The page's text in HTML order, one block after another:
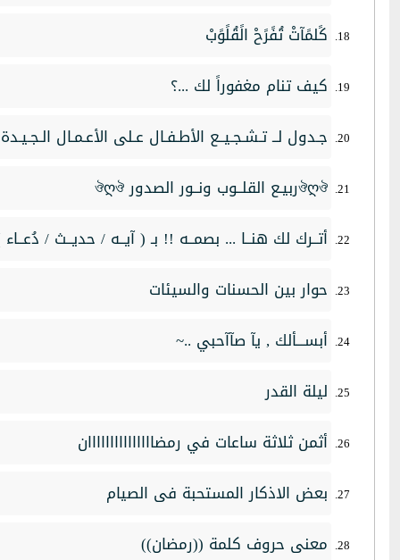
كًلمًآتْ تُفًرًحْ الًقُلًوًبْ
كيف تنام مغفوراً لك ...؟
جـدول لــ تـشـجـيــع الأطـفـال عـلى الأعـمـال
ঔღঔربيـع القلــوب ونــور الصدور ঔღঔ
أتــرك لك هنــا ... بصمــه !! بـ ( آيــه / حديــث /
حوار بين الحسنات والسيئات
أبســـألك , يآ صآآحبي ..~
ليلة القدر
أثمن ثلاثة ساعات في رمضااااااااااااااان
بعض الاذكار المستحبة فى الصيام
معنى حروف كلمة ((رمضان))